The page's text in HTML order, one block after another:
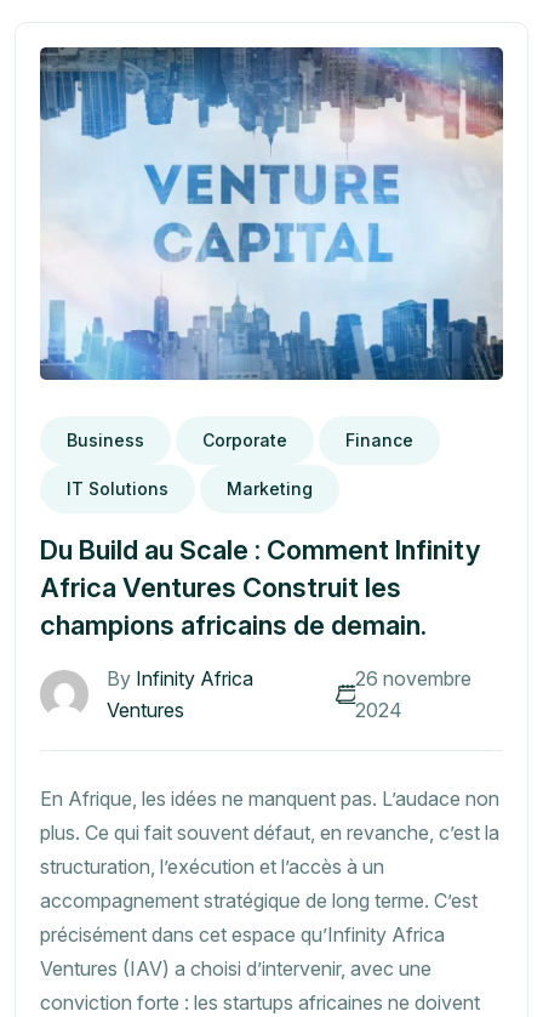
Business Corporate Finance
IT Solutions Marketing
Du Build au Scale : Comment Infinity
Africa Ventures Construit les
champions africains de demain.
By Infinity Africa
Ventures
26 novembre
2024
En Afrique, les idées ne manquent pas. L’audace non
plus. Ce qui fait souvent défaut, en revanche, c’est la
structuration, l’exécution et l’accès à un
accompagnement stratégique de long terme. C’est
précisément dans cet espace qu’Infinity Africa
Ventures (IAV) a choisi d’intervenir, avec une
conviction forte : les startups africaines ne doivent